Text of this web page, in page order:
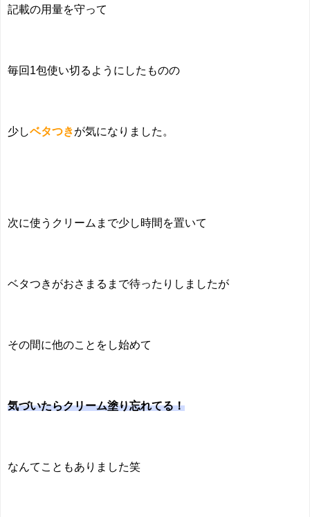
記載の用量を守って
毎回1包使い切るようにしたものの
少しベタつきが気になりました。
次に使うクリームまで少し時間を置いて
ベタつきがおさまるまで待ったりしましたが
その間に他のことをし始めて
気づいたらクリーム塗り忘れてる！
なんてこともありました笑